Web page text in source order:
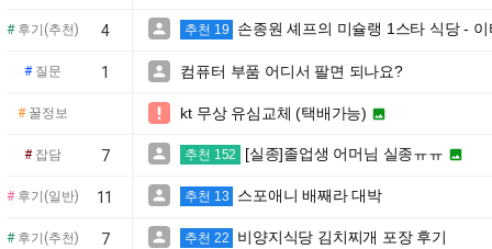
#후기(추천) 4  추천 19 손종원 셰프의 미슐랭 1스타 식당 -
#질문 1  컴퓨터 부품 어디서 팔면 되나요?
#꿀정보  kt 무상 유심교체 (택배가능) 
#잡담 7  추천 152 [실종]졸업생 어머님 실종ㅠㅠ 
#후기(일반) 11  추천 13 스포애니 배째라 대박
#후기(추천) 7  추천 22 비양지식당 김치찌개 포장 후기